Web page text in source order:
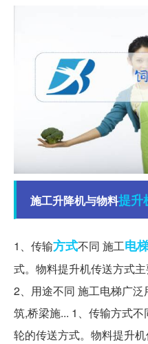
施工升降机与物料提升
1、传输方式不同 施工电
式。物料提升机传送方式主
2、用途不同 施工电梯广
筑,桥梁施... 1、传输方式
轮的传送方式。物料提升